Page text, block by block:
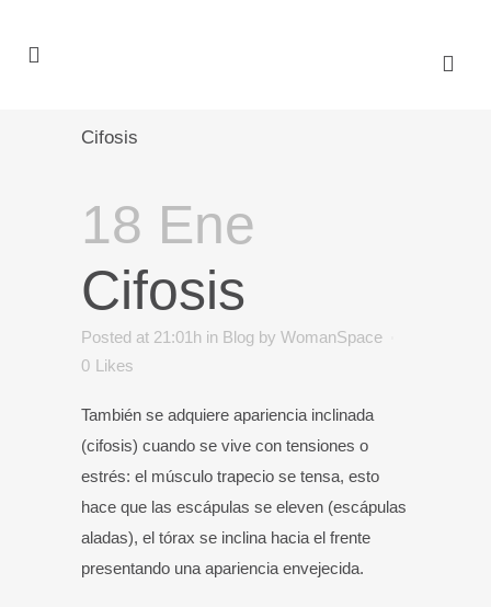
Cifosis
18 Ene
Cifosis
Posted at 21:01h in Blog by WomanSpace
0 Likes
También se adquiere apariencia inclinada
(cifosis) cuando se vive con tensiones o
estrés: el músculo trapecio se tensa, esto
hace que las escápulas se eleven (escápulas
aladas), el tórax se inclina hacia el frente
presentando una apariencia envejecida.